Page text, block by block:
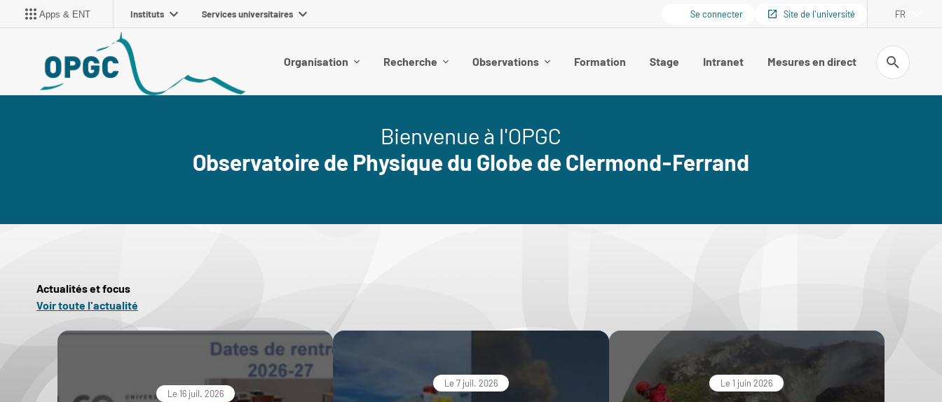
Apps & ENT Instituts Services universitaires Se connecter Site de l'université FR
Organisation Recherche Observations Formation Stage Intranet Mesures en direct
Recherche
Bienvenue à l'OPGC
Observatoire de Physique du Globe de Clermond-Ferrand
Actualités et focus
Voir toute l'actualité
Le 16 juil. 2026
Le 7 juil. 2026 Le 1 juin 2026